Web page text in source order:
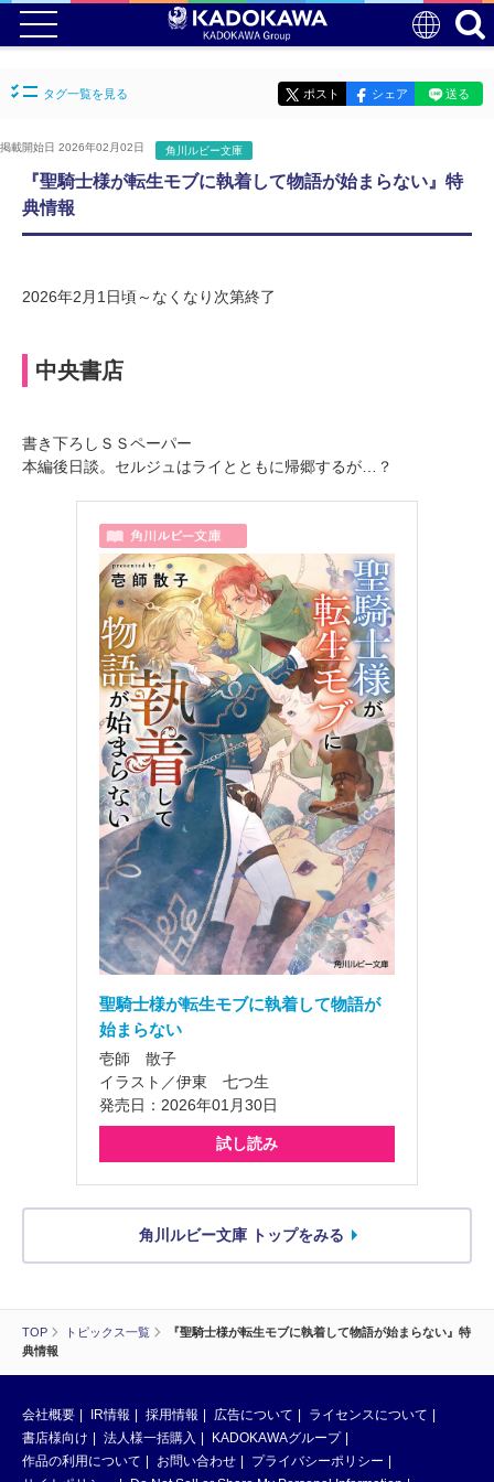
TOP トピックス一覧
『聖騎士様が転生モブに執着して物語が始まらない』特
典情報
タグ一覧を見る ポスト シェア 送る
掲載開始日 2026年02月02日 角川ルビー文庫
『聖騎士様が転生モブに執着して物語が始まらない』特
典情報
2026年2月1日頃～なくなり次第終了
中央書店
書き下ろしＳＳペーパー
本編後日談。セルジュはライとともに帰郷するが…？
聖騎士様が転生モブに執着して物語が
始まらない
壱師 散子
イラスト／伊東 七つ生
発売日：2026年01月30日
試し読み
角川ルビー文庫 トップをみる
会社概要 IR情報 採用情報 広告について
ライセンスについて
書店様向け
法人様一括購入
KADOKAWAグループ
作品の利用について
お問い合わせ
プライバシーポリシー